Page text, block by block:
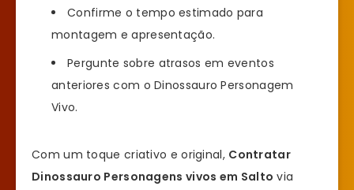
Confirme o tempo estimado para
montagem e apresentação.
Pergunte sobre atrasos em eventos
anteriores com o Dinossauro Personagem
Vivo.
Com um toque criativo e original, Contratar
Dinossauro Personagens vivos em Salto via